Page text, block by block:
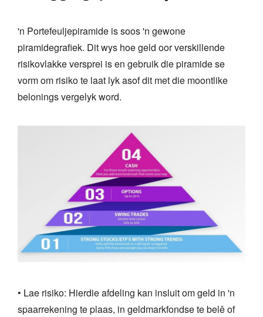
'n Portefeuljepiramide is soos 'n gewone
piramidegrafiek. Dit wys hoe geld oor verskillende
risikovlakke versprei is en gebruik die piramide se
vorm om risiko te laat lyk asof dit met die moontlike
belonings vergelyk word.
• Lae risiko: Hierdie afdeling kan insluit om geld in 'n
spaarrekening te plaas, in geldmarkfondse te belê of